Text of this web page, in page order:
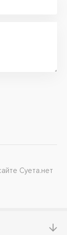
Суета.нет